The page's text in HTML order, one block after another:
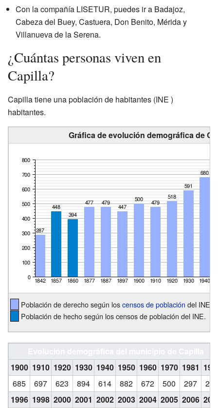
Con la compañía LISETUR, puedes ir a Badajoz,
Cabeza del Buey, Castuera, Don Benito, Mérida y
Villanueva de la Serena.
¿Cuántas personas viven en
Capilla?
Capilla tiene una población de habitantes (INE )
habitantes.
Gráfica de evolución demográfica de
Población de derecho según loscensos de población del INE.
Población de hecho según los censos de población del INE.
1900 1910 1920 1930 1940 1950 1960 1970 1981
685
697 623 894 614 882 672 500 297
232
1996 1998 2000 2001 2002 2003 2004 2005 2006